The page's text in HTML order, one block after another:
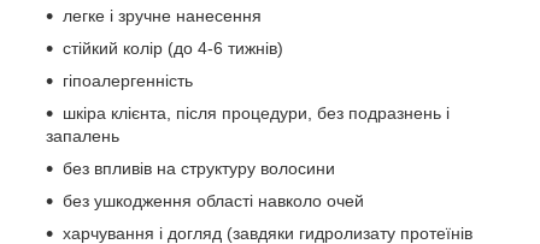
легке і зручне нанесення
стійкий колір (до 4-6 тижнів)
гіпоалергенність
шкіра клієнта, після процедури, без подразнень і
запалень
без впливів на структуру волосини
без ушкодження області навколо очей
харчування і догляд (завдяки гидролизату протеїнів